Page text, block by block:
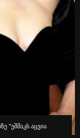
აცვია